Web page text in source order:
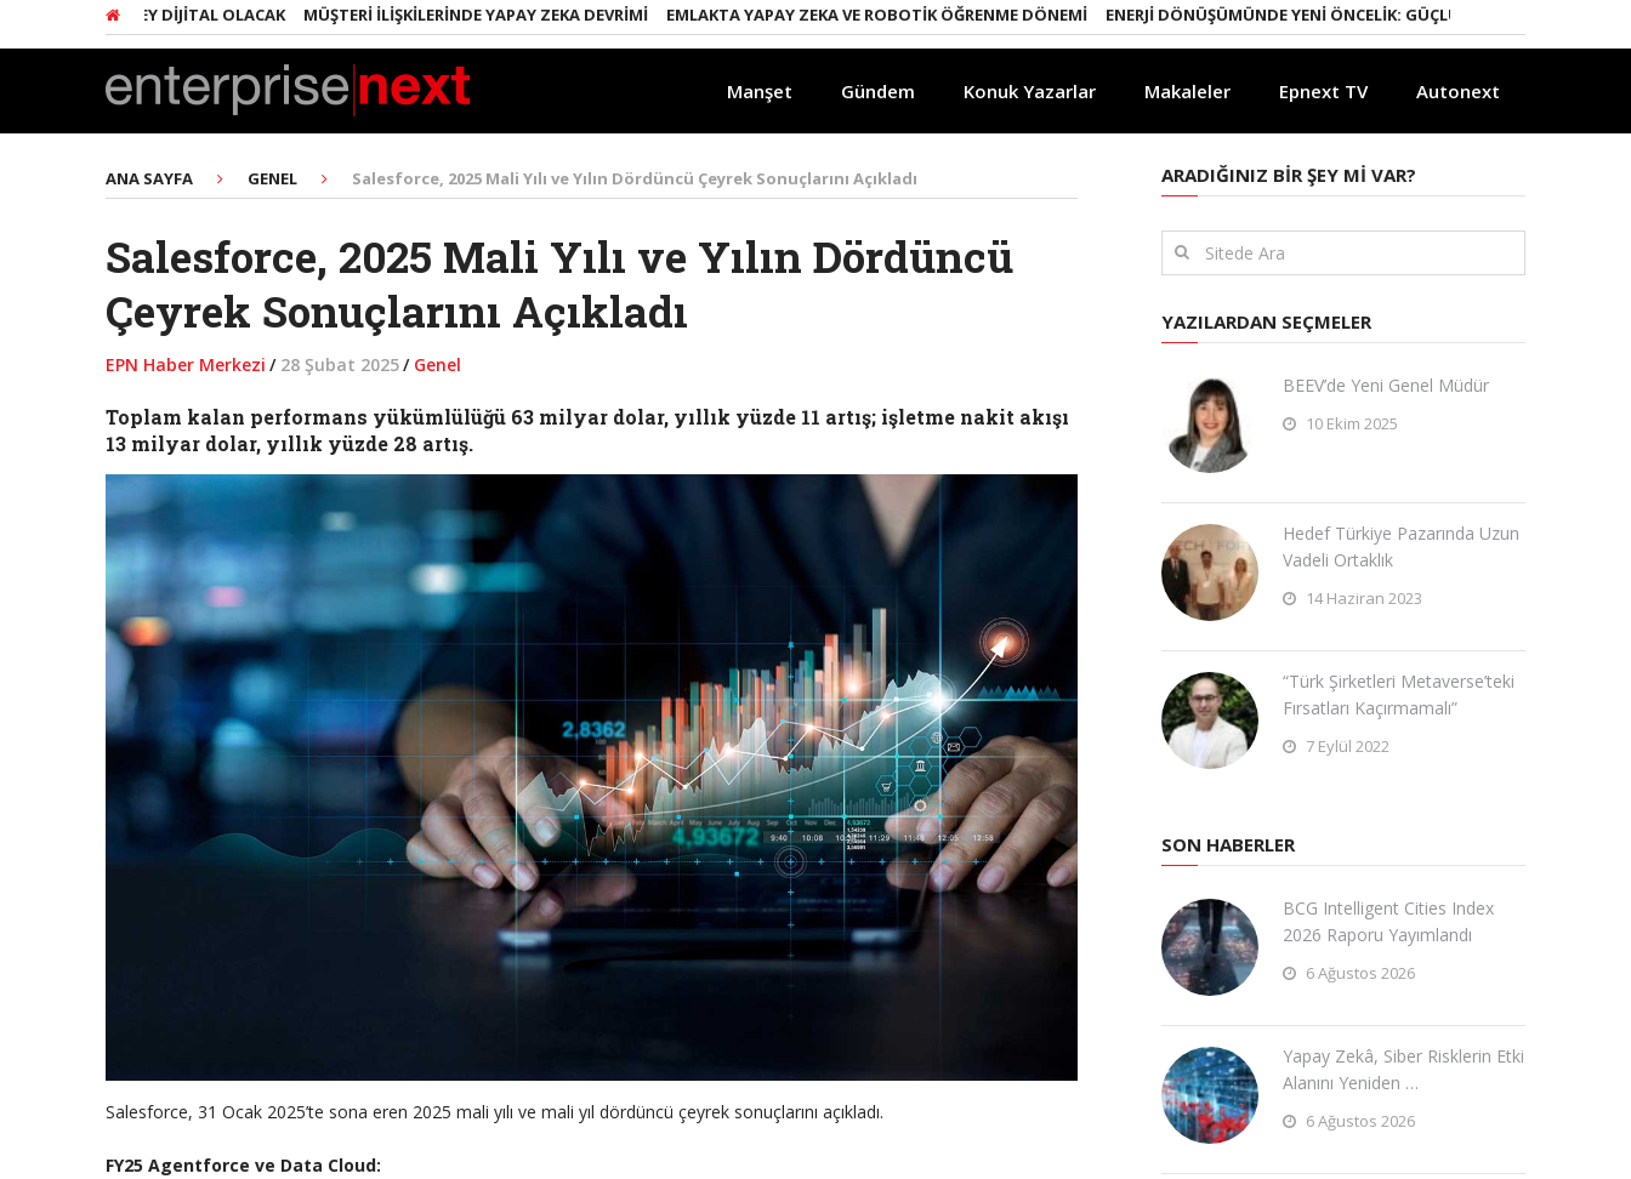
HER ŞEY DIJITAL OLACAK MÜŞTERI İLIŞKILERINDE YAPAY ZEKA DEVRIMI EMLAKTA YAPAY ZEKA VE ROBOTIK ÖĞRENME DÖNEMI ENERJI DÖNÜŞÜMÜNDE YENI ÖNCELIK: GÜÇLÜ ELEKTRIK ŞEBEKELERI
Manşet Gündem Konuk Yazarlar Makaleler Epnext TV Autonext
ANA SAYFA GENEL Salesforce, 2025 Mali Yılı ve Yılın Dördüncü Çeyrek Sonuçlarını Açıkladı
Salesforce, 2025 Mali Yılı ve Yılın Dördüncü
Çeyrek Sonuçlarını Açıkladı
EPN Haber Merkezi / 28 Şubat 2025/ Genel
Toplam kalan performans yükümlülüğü 63 milyar dolar, yıllık yüzde 11 artış; işletme nakit akışı
13 milyar dolar, yıllık yüzde 28 artış.
Salesforce, 31 Ocak 2025’te sona eren 2025 mali yılı ve mali yıl dördüncü çeyrek sonuçlarını açıkladı.
FY25 Agentforce ve Data Cloud:
ARADIĞINIZ BIR ŞEY MI VAR?
YAZILARDAN SEÇMELER
BEEV’de Yeni Genel Müdür
10 Ekim 2025
Hedef Türkiye Pazarında Uzun
Vadeli Ortaklık
14 Haziran 2023
“Türk Şirketleri Metaverse’teki
Fırsatları Kaçırmamalı”
7 Eylül 2022
SON HABERLER
BCG Intelligent Cities Index
2026 Raporu Yayımlandı
6 Ağustos 2026
Yapay Zekâ, Siber Risklerin Etki
Alanını Yeniden …
6 Ağustos 2026